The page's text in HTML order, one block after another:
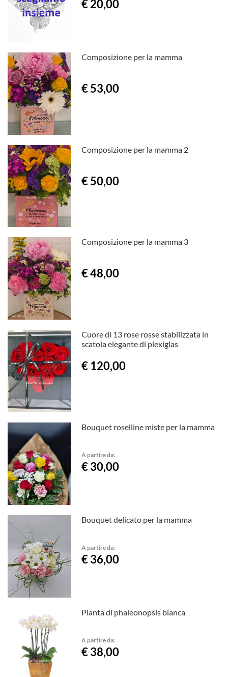
€ 20,00
Composizione per la mamma
€ 53,00
Composizione per la mamma 2
€ 50,00
Composizione per la mamma 3
€ 48,00
Cuore di 13 rose rosse stabilizzata in
scatola elegante di plexiglas
€ 120,00
Bouquet roselline miste per la mamma
A partire da:
€ 30,00
Bouquet delicato per la mamma
A partire da:
€ 36,00
Pianta di phaleonopsis bianca
A partire da:
€ 38,00